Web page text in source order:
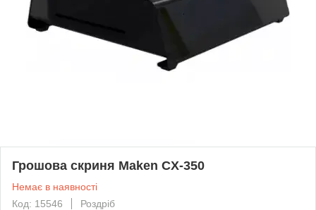
Грошова скриня Maken CX-350
Немає в наявності
Код: 15546
Роздріб